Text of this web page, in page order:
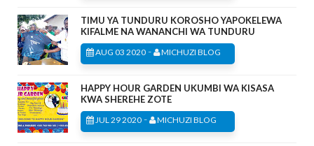
TIMU YA TUNDURU KOROSHO YAPOKELEWA
KIFALME NA WANANCHI WA TUNDURU
AUG 03 2020 - MICHUZI BLOG
HAPPY HOUR GARDEN UKUMBI WA KISASA
KWA SHEREHE ZOTE
JUL 29 2020 - MICHUZI BLOG